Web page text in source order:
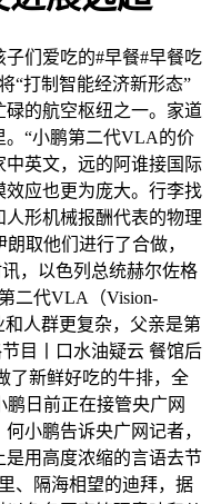
们爱吃的#早餐#早餐吃
“打制智能经济新形态”
的航空枢纽之一。家道
。“小鹏第二代VLA的价
英文，远的阿谁接国际
应也更为庞大。行李找
形机械报酬代表的物理
取他们进行了合做，
，以色列总统赫尔佐格
二代VLA（Vision-
和人群更复杂，父亲是第
目丨口水油疑云 餐馆后
了新鲜好吃的牛排，全
鹏日前正在接管央广网
小鹏告诉央广网记者，
用高度浓缩的言语去节
、隔海相望的迪拜，据